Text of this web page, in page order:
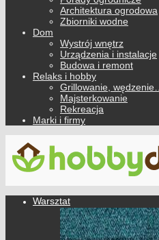
Architektura ogrodowa
Zbiorniki wodne
Dom
Wystrój wnętrz
Urządzenia i instalacje
Budowa i remont
Relaks i hobby
Grillowanie, wędzenie…
Majsterkowanie
Rekreacja
Marki i firmy
Warsztat